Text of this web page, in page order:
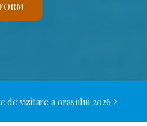
de vizitare a orașului 2026